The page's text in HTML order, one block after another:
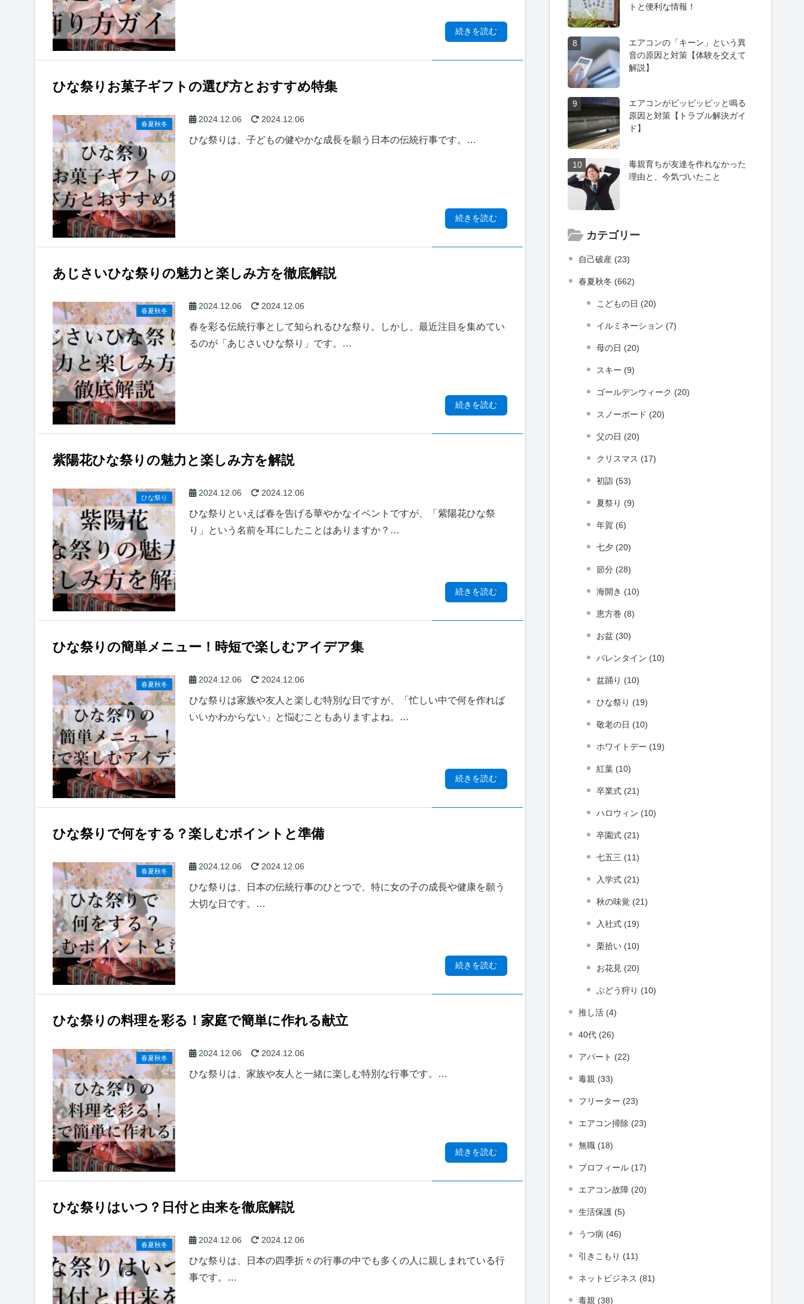
続きを読む
ひな祭りお菓子ギフトの選び方とおすすめ特集
春夏秋冬 2024.12.06 2024.12.06
ひな祭りは、子どもの健やかな成長を願う日本の伝統行事です。…
続きを読む
あじさいひな祭りの魅力と楽しみ方を徹底解説
春夏秋冬 2024.12.06 2024.12.06
春を彩る伝統行事として知られるひな祭り。しかし、最近注目を集めてい
るのが「あじさいひな祭り」です。…
続きを読む
紫陽花ひな祭りの魅力と楽しみ方を解説
ひな祭り 2024.12.06 2024.12.06
ひな祭りといえば春を告げる華やかなイベントですが、「紫陽花ひな祭
り」という名前を耳にしたことはありますか？…
続きを読む
ひな祭りの簡単メニュー！時短で楽しむアイデア集
春夏秋冬 2024.12.06 2024.12.06
ひな祭りは家族や友人と楽しむ特別な日ですが、「忙しい中で何を作れば
いいかわからない」と悩むこともありますよね。…
続きを読む
ひな祭りで何をする？楽しむポイントと準備
春夏秋冬 2024.12.06 2024.12.06
ひな祭りは、日本の伝統行事のひとつで、特に女の子の成長や健康を願う
大切な日です。…
続きを読む
ひな祭りの料理を彩る！家庭で簡単に作れる献立
春夏秋冬 2024.12.06 2024.12.06
ひな祭りは、家族や友人と一緒に楽しむ特別な行事です。…
続きを読む
ひな祭りはいつ？日付と由来を徹底解説
春夏秋冬 2024.12.06 2024.12.06
ひな祭りは、日本の四季折々の行事の中でも多くの人に親しまれている行
事です。…
トと便利な情報！
8
エアコンの「キーン」という異
音の原因と対策【体験を交えて
解説】
9
エアコンがピッピッピッと鳴る
原因と対策【トラブル解決ガイ
ド】
10
毒親育ちが友達を作れなかった
理由と、今気づいたこと
カテゴリー
自己破産 (23)
春夏秋冬 (662)
こどもの日 (20)
イルミネーション (7)
母の日 (20)
スキー (9)
ゴールデンウィーク (20)
スノーボード (20)
父の日 (20)
クリスマス (17)
初詣 (53)
夏祭り (9)
年賀 (6)
七夕 (20)
節分 (28)
海開き (10)
恵方巻 (8)
お盆 (30)
バレンタイン (10)
盆踊り (10)
ひな祭り (19)
敬老の日 (10)
ホワイトデー (19)
紅葉 (10)
卒業式 (21)
ハロウィン (10)
卒園式 (21)
七五三 (11)
入学式 (21)
秋の味覚 (21)
入社式 (19)
栗拾い (10)
お花見 (20)
ぶどう狩り (10)
推し活 (4)
40代 (26)
アパート (22)
毒親 (33)
フリーター (23)
エアコン掃除 (23)
無職 (18)
プロフィール (17)
エアコン故障 (20)
生活保護 (5)
うつ病 (46)
引きこもり (11)
ネットビジネス (81)
毒親 (38)